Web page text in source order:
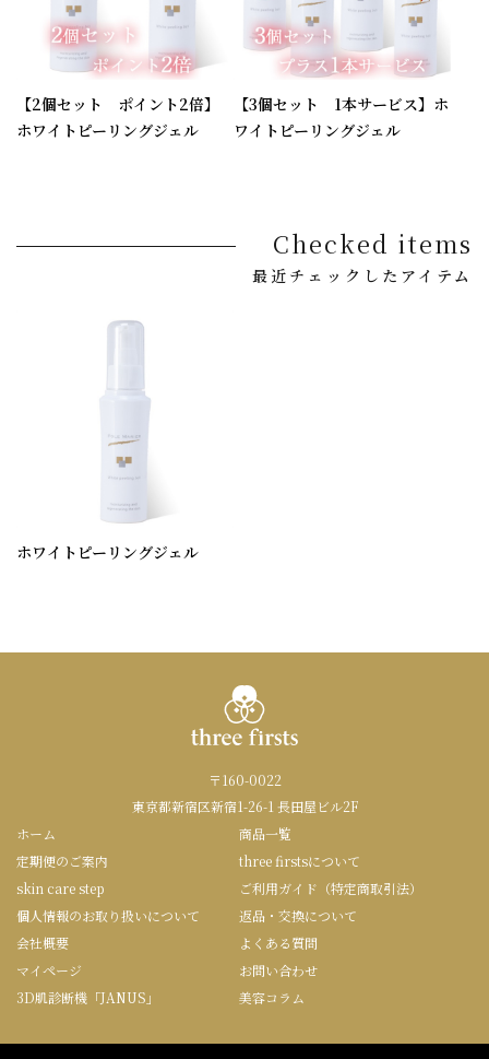
【2個セット ポイント2倍】
ホワイトピーリングジェル
【3個セット 1本サービス】ホ
ワイトピーリングジェル
Checked items
最近チェックしたアイテム
ホワイトピーリングジェル
〒160-0022
東京都新宿区新宿1-26-1 長田屋ビル2F
ホーム
商品一覧
定期便のご案内
three firstsについて
skin care step
ご利用ガイド（特定商取引法）
個人情報のお取り扱いについて
返品・交換について
会社概要
よくある質問
マイページ
お問い合わせ
3D肌診断機「JANUS」
美容コラム